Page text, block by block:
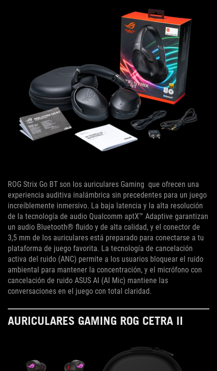
ROG Strix Go BT son los auriculares Gaming que ofrecen una
experiencia auditiva inalámbrica sin precedentes para un juego
increíblemente inmersivo. La baja latencia y la alta resolución
de la tecnología de audio Qualcomm aptX™ Adaptive garantizan
un audio Bluetooth® fluido y de alta calidad, y el conector de
3,5 mm de los auriculares está preparado para conectarse a tu
plataforma de juego favorita. La tecnología de cancelación
activa del ruido (ANC) permite a los usuarios bloquear el ruido
ambiental para mantener la concentración, y el micrófono con
cancelación de ruido ASUS AI (AI Mic) mantiene las
conversaciones en el juego con total claridad.
AURICULARES GAMING ROG CETRA II